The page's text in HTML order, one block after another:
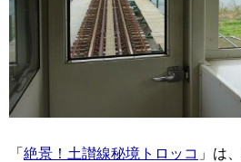
「絶景！土讃線秘境トロッコ 」は